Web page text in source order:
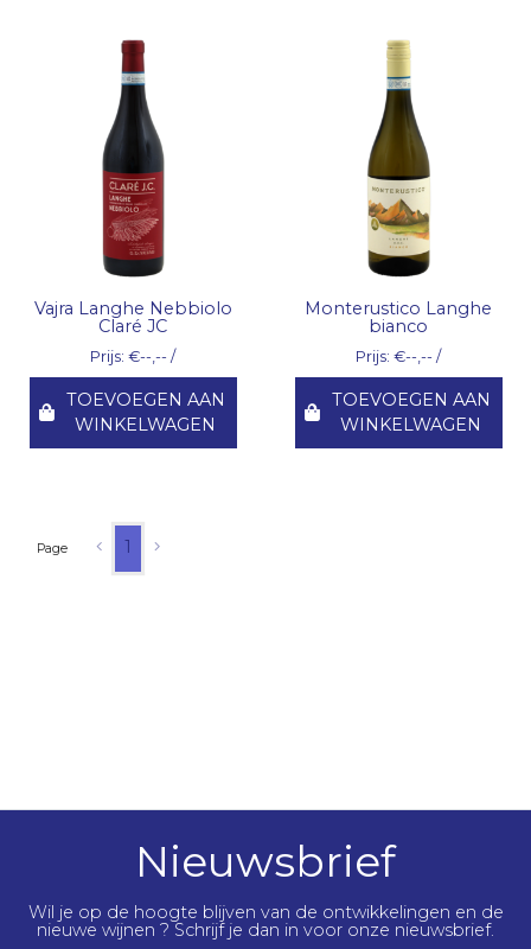
Vajra Langhe Nebbiolo
Claré JC
Prijs: €--,-- /
TOEVOEGEN AAN
WINKELWAGEN
Monterustico Langhe
bianco
Prijs: €--,-- /
TOEVOEGEN AAN
WINKELWAGEN
Page 1
Nieuwsbrief
Wil je op de hoogte blijven van de ontwikkelingen en de
nieuwe wijnen ? Schrijf je dan in voor onze nieuwsbrief.